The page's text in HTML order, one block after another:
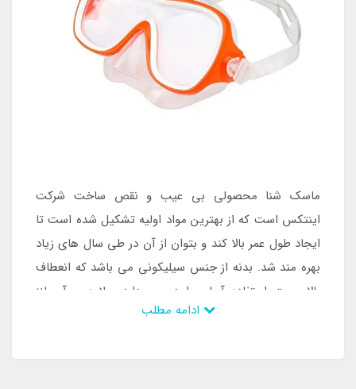
ماسک شنا محصولی بی عیب و نقص ساخت شرکت
اینتکس است که از بهترین مواد اولیه تشکیل شده است تا
ایجاد طول عمر بالا کند و بتوان از آن در طی سال های زیاد
بهره مند شد. بدنه از جنس سیلیکونی می باشد که انعطاف
بالا جهت استفاده آسان را در پی دارد. علاوه بر آن لنز
موجود در این محصول نیز ضد بخار می باشد که دید کامل